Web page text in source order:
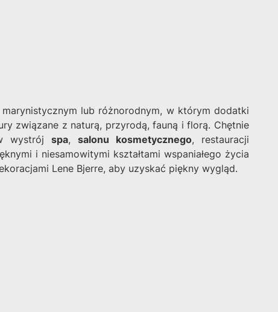
marynistycznym lub różnorodnym, w którym dodatki
związane z naturą, przyrodą, fauną i florą. Chętnie
wystrójspa,salonu kosmetycznego, restauracji
i niesamowitymi kształtami wspaniałego życia
Lene Bjerre, aby uzyskać piękny wygląd.